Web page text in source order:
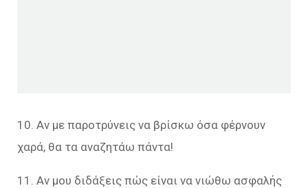
10. Αν με παροτρύνεις να βρίσκω όσα φέρνουν
χαρά, θα τα αναζητάω πάντα!
11. Αν μου διδάξεις πώς είναι να νιώθω ασφαλής